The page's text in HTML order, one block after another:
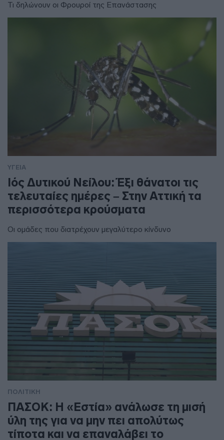
Τι δηλώνουν οι Φρουροί της Επανάστασης
ΥΓΕΙΑ
Ιός Δυτικού Νείλου: Έξι θάνατοι τις
τελευταίες ημέρες – Στην Αττική τα
περισσότερα κρούσματα
Οι ομάδες που διατρέχουν μεγαλύτερο κίνδυνο
ΠΟΛΙΤΙΚΗ
ΠΑΣΟΚ: Η «Εστία» ανάλωσε τη μισή
ύλη της για να μην πει απολύτως
τίποτα και να επαναλάβει το